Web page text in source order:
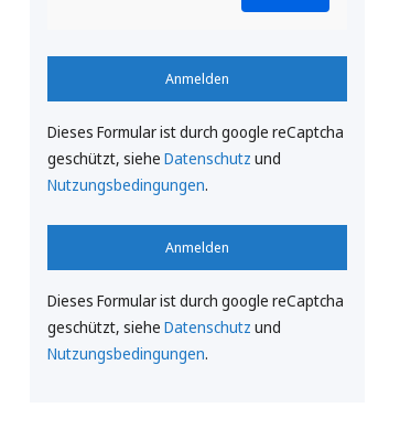
Anmelden
Dieses Formular ist durch google reCaptcha
geschützt, siehe Datenschutz und
Nutzungsbedingungen.
Anmelden
Dieses Formular ist durch google reCaptcha
geschützt, siehe Datenschutz und
Nutzungsbedingungen.